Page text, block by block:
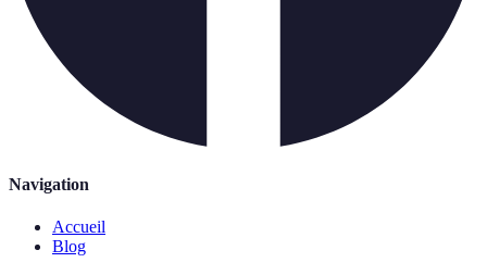
Navigation
Accueil
Blog